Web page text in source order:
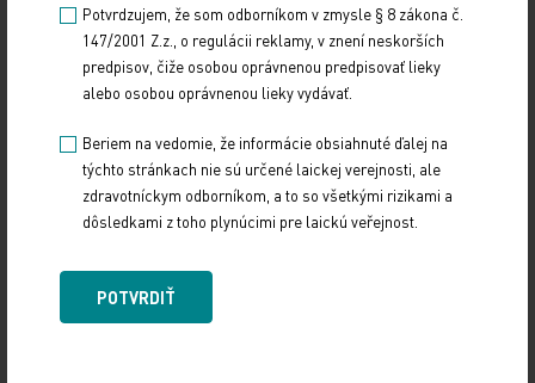
„Najlepším prístupom na potvrdenie, vyvrátenie
alebo spresnenie našich zistení by bolo
uskutočnenie oveľa väčšej, retrospektívnej,
na populácii; prospektívna, randomizovaná
klinická štúdia alebo postmarketingová analýza
všetkých liekov GLP-1 RA," napísali.
Zdroje: JAMA Ophthalmology (3. Júla 2024)
Medscape Medical News (3. Júla 2024)
Potvrdzujem, že som odborníkom v zmysle § 8 zákona č.
147/2001 Z.z., o regulácii reklamy, v znení neskorších
predpisov, čiže osobou oprávnenou predpisovať lieky
alebo osobou oprávnenou lieky vydávať.
Beriem na vedomie, že informácie obsiahnuté ďalej na
týchto stránkach nie sú určené laickej verejnosti, ale
zdravotníckym odborníkom, a to so všetkými rizikami a
dôsledkami z toho plynúcimi pre laickú veřejnost.
POTVRDIŤ